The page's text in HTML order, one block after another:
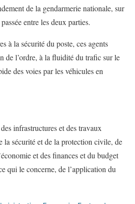
de la gendarmerie nationale, sur
entre les deux parties.
à la sécurité du poste, ces agents
de l’ordre, à la fluidité du trafic sur le
des voies par les véhicules en
infrastructures et des travaux
la sécurité et de la protection civile, de
et des finances et du budget
qui le concerne, del’application du